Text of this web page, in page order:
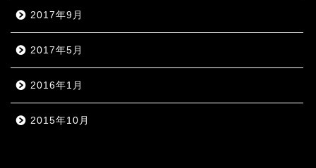
2017年9月
2017年5月
2016年1月
2015年10月